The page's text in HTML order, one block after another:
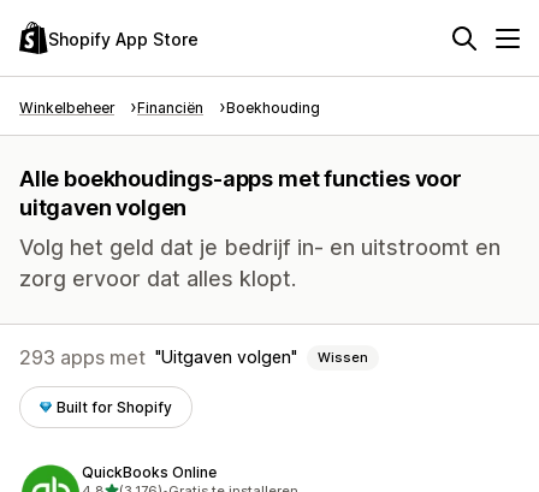
Shopify App Store
Winkelbeheer Financiën Boekhouding
Alle boekhoudings-apps met functies voor
uitgaven volgen
Volg het geld dat je bedrijf in- en uitstroomt en
zorg ervoor dat alles klopt.
293 apps met Uitgaven volgen Wissen
Built for Shopify
QuickBooks Online